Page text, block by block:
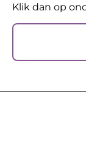
Klik dan op